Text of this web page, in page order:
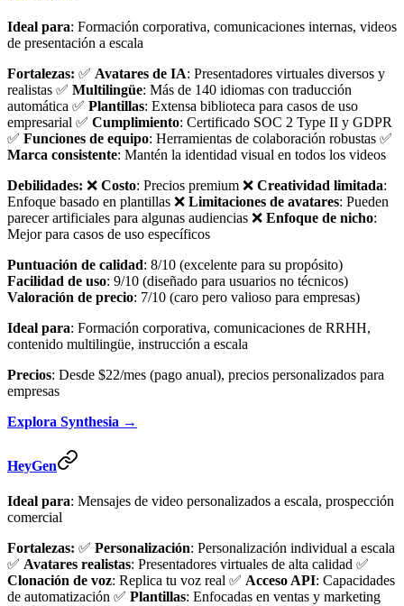
Ideal para: Formación corporativa, comunicaciones internas, videos
de presentación a escala
Fortalezas: ✅ Avatares de IA: Presentadores virtuales diversos y
realistas ✅ Multilingüe: Más de 140 idiomas con traducción
automática ✅ Plantillas: Extensa biblioteca para casos de uso
empresarial ✅ Cumplimiento: Certificado SOC 2 Type II y GDPR
✅ Funciones de equipo: Herramientas de colaboración robustas ✅
Marca consistente: Mantén la identidad visual en todos los videos
Debilidades: ❌ Costo: Precios premium ❌ Creatividad limitada:
Enfoque basado en plantillas ❌ Limitaciones de avatares: Pueden
parecer artificiales para algunas audiencias ❌ Enfoque de nicho:
Mejor para casos de uso específicos
Puntuación de calidad: 8/10 (excelente para su propósito)
Facilidad de uso: 9/10 (diseñado para usuarios no técnicos)
Valoración de precio: 7/10 (caro pero valioso para empresas)
Ideal para: Formación corporativa, comunicaciones de RRHH,
contenido multilingüe, instrucción a escala
Precios: Desde $22/mes (pago anual), precios personalizados para
empresas
Explora Synthesia →
HeyGen
Ideal para: Mensajes de video personalizados a escala, prospección
comercial
Fortalezas: ✅ Personalización: Personalización individual a escala
✅ Avatares realistas: Presentadores virtuales de alta calidad ✅
Clonación de voz: Replica tu voz real ✅ Acceso API: Capacidades
de automatización ✅ Plantillas: Enfocadas en ventas y marketing